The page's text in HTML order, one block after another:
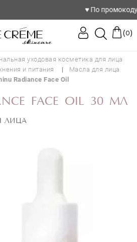
♥️ По промокоду
(0)
уходовая косметика для лица
и питания
Масла для лица
Radiance Face Oil
FACE OIL 30 МЛ
ЛИЦА